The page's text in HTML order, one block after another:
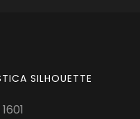
SILHOUETTE